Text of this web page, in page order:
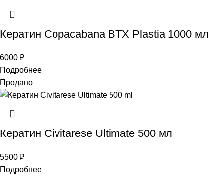
Кератин Copacabana BTX Plastia 1000 мл
6000 ₽
Подробнее
Продано
Кератин Civitarese Ultimate 500 мл
5500 ₽
Подробнее